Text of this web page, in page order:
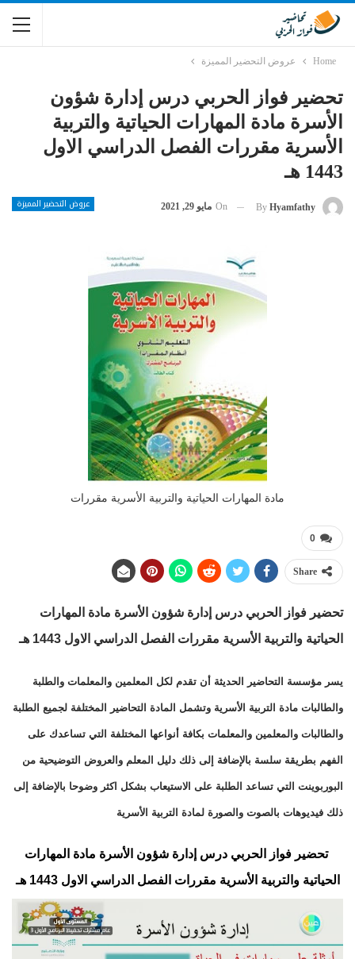
Home عروض التحضير المميزة
تحضير فواز الحربي درس إدارة شؤون
الأسرة مادة المهارات الحياتية والتربية
الأسرية مقررات الفصل الدراسي الاول
1443 هـ
عروض التحضير المميزة By Hyamfathy
On مايو 29, 2021
مادة المهارات الحياتية والتربية الأسرية مقررات
0
Share
تحضير فواز الحربي درس إدارة شؤون الأسرة مادة المهارات
الحياتية والتربية الأسرية مقررات الفصل الدراسي الاول 1443 هـ
يسر مؤسسة التحاضير الحديثة أن تقدم لكل المعلمين والمعلمات والطلبة
والطالبات مادة التربية الأسرية وتشمل المادة التحاضير المختلفة لجميع الطلبة
والطالبات والمعلمين والمعلمات بكافة أنواعها المختلفة التي تساعدك على
الفهم بطريقة سلسة بالإضافة إلى ذلك دليل المعلم والعروض التوضيحية من
البوربوينت التي تساعد الطلبة على الاستيعاب بشكل اكثر وضوحا بالإضافة إلى
ذلك فيديوهات بالصوت والصورة لمادة التربية الأسرية
تحضير فواز الحربي درس إدارة شؤون الأسرة مادة المهارات
الحياتية والتربية الأسرية مقررات الفصل الدراسي الاول1443 هـ